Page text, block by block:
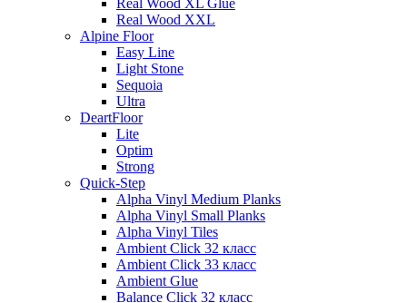
Real Wood XL Glue
Real Wood XXL
Alpine Floor
Easy Line
Light Stone
Sequoia
Ultra
DeartFloor
Lite
Optim
Strong
Quick-Step
Alpha Vinyl Medium Planks
Alpha Vinyl Small Planks
Alpha Vinyl Tiles
Ambient Click 32 класс
Ambient Click 33 класс
Ambient Glue
Balance Click 32 класс